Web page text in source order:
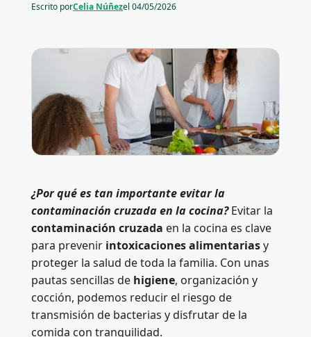
Escrito porCelia Núñezel 04/05/2026
¿Por qué es tan importante evitar la
contaminación cruzada en la cocina?Evitar la
contaminación cruzada en la cocina es clave
para prevenir intoxicaciones alimentariasy
proteger la salud de toda la familia. Con unas
pautas sencillas de higiene, organización y
cocción, podemos reducir el riesgo de
transmisión de bacterias y disfrutar de la
comida con tranquilidad.